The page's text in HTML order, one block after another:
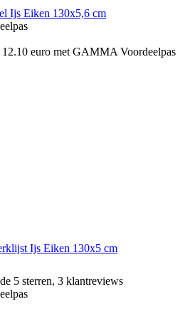
Ijs Eiken 130x5,6 cm
euro met GAMMA Voordeelpas
Ijs Eiken 130x5 cm
5 sterren, 3 klantreviews